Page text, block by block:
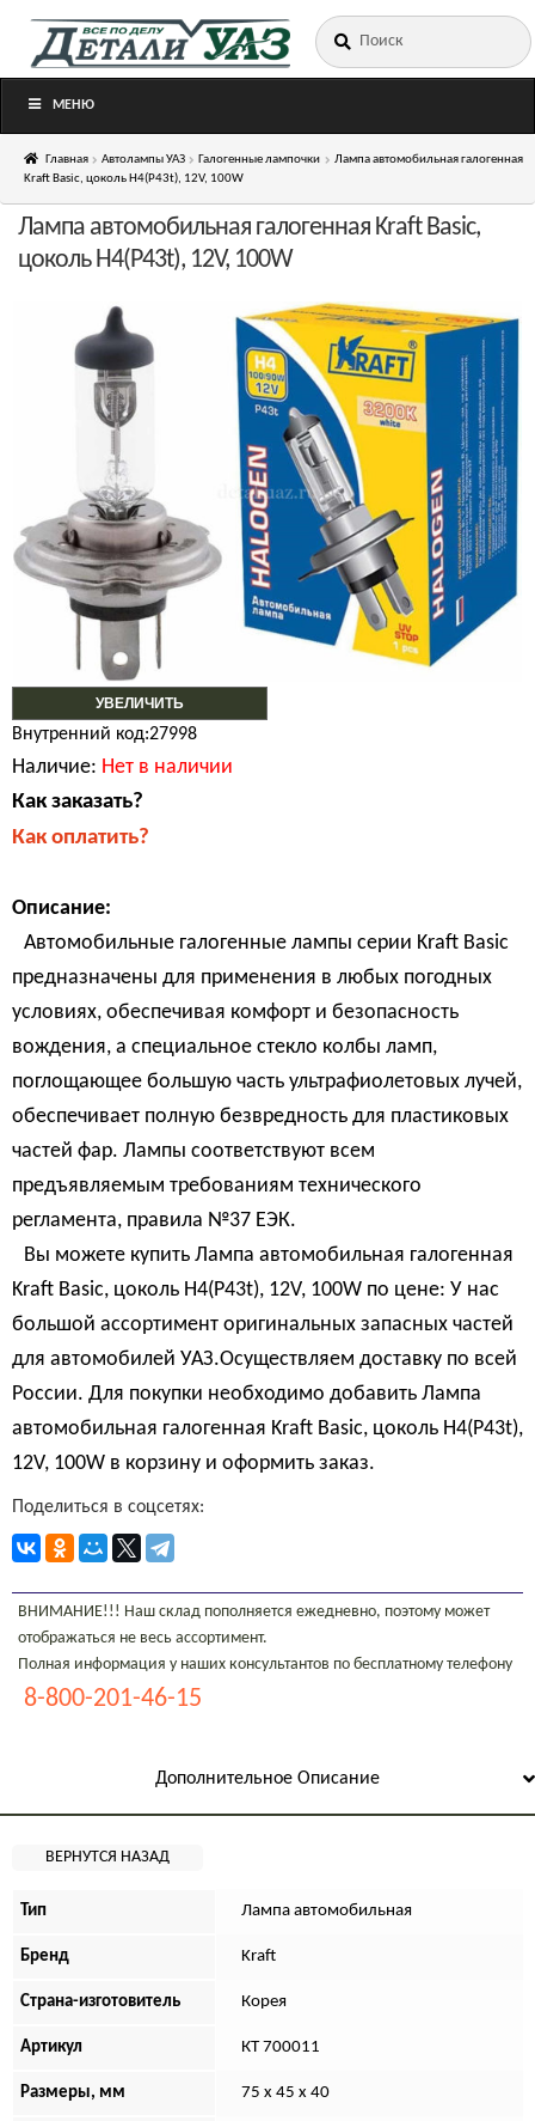
Перейти
Перейти
Искать:
МЕНЮ
Главная Автолампы УАЗ Галогенные лампочки
Лампа автомобильная галогенная
Kraft Basic, цоколь H4(P43t), 12V, 100W
УВЕЛИЧИТЬ
Лампа автомобильная галогенная Kraft Basic,
цоколь H4(P43t), 12V, 100W
Внутренний код:27998
Наличие: Нет в наличии
Как заказать?
Как оплатить?
Описание:
Автомобильные галогенные лампы серии Kraft Basic
предназначены для применения в любых погодных
условиях, обеспечивая комфорт и безопасность
вождения, а специальное стекло колбы ламп,
поглощающее большую часть ультрафиолетовых лучей,
обеспечивает полную безвредность для пластиковых
частей фар. Лампы соответствуют всем
предъявляемым требованиям технического
регламента, правила №37 ЕЭК.
Вы можете купить Лампа автомобильная галогенная
Kraft Basic, цоколь H4(P43t), 12V, 100W по цене: У нас
большой ассортимент оригинальных запасных частей
для автомобилей УАЗ.Осуществляем доставку по всей
России. Для покупки необходимо добавить Лампа
автомобильная галогенная Kraft Basic, цоколь H4(P43t),
12V, 100W в корзину и оформить заказ.
Поделиться в соцсетях:
ВНИМАНИЕ!!! Наш склад пополняется ежедневно, поэтому может
отображаться не весь ассортимент.
Полная информация у наших консультантов по бесплатному телефону
8-800-201-46-15
Дополнительное Описание
Тип Лампа автомобильная
Бренд Kraft
Страна-изготовитель Корея
Артикул КТ 700011
Размеры, мм 75 x 45 x 40